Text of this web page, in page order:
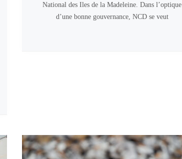
National des Iles de la Madeleine. Dans l’optique
d’une bonne gouvernance, NCD se veut